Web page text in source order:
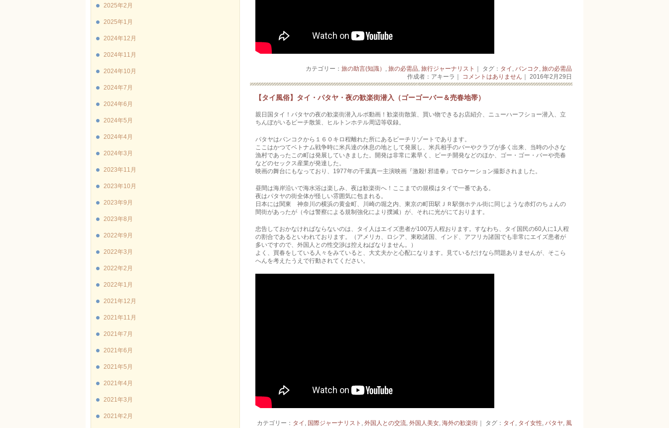
カテゴリー： 旅の助言(知識） 旅の必需品 旅行ジャーナリスト ｜ タグ： タイ バンコク 旅の必需品
作成者：アキーラ｜
コメントはありません ｜ 2016年2月29日
【タイ風俗】タイ・パタヤ・夜の歓楽街潜入（ゴーゴーバー＆売春地帯）
親日国タイ！パタヤの夜の歓楽街潜入ルポ動画！歓楽街散策、買い物できるお店紹介、ニ­ューハーフショー潜入、立
ちんぼがいるビーチ散策、ヒルトンホテル周辺等収録。
パタヤはバンコクから１６０キロ程離れた所にあるビーチリゾートであります。
ここはかつてベトナム戦争時に米兵達の休息の地として発展し、米兵相手のバーやクラブ­が­多­く出来、当時の小さな
漁村であったこの町は発展していきました。開発は非常に­素早く、ビーチ開発などのほか、ゴー・ゴー・バーや売春
などのセックス産業が発達した­。
映画の舞台にもなっており、1977年の千葉真一主演映画『激殺! 邪道拳』でロケーション撮影されました。
昼間は海岸沿いで­海水浴は楽しみ、夜は歓楽街へ！ここまでの規模はタイで一番である­。
夜はパタヤの街全­体が怪しい雰囲気に包まれる。
日本には関東 神奈川の横浜の黄金町、川崎の堀之内、東京の町田駅ＪＲ駅側ホテル街に同じような赤灯­­のちょんの
間街があったが（今は警察による規制強化により撲滅）が、それに光がにて­おります。
忠告しておかなければならないのは、タイ人はエイズ患者が100万人程おります。すな­わち、タイ国民の60人に1人程
の割合であるといわれております。（アメリカ、ロシア­、東欧諸国、インド、アフリカ諸国でも非常にエイズ患者が
多いですので、外国人との性­交渉は控えねばなりません。）
よく、買春をしている人々をみていると、大丈夫かと心配になります。見ているだけなら­問題ありませんが、そこら
へんを考えたうえで行動されてください。
カテゴリー： タイ , 国際ジャーナリスト , 外国人との交流, 外国人美女, 海外の歓楽街｜ タグ： タイ , タイ女性, パタヤ, 風
2025年2月
2025年1月
2024年12月
2024年11月
2024年10月
2024年7月
2024年6月
2024年5月
2024年4月
2024年3月
2023年11月
2023年10月
2023年9月
2023年8月
2022年9月
2022年3月
2022年2月
2022年1月
2021年12月
2021年11月
2021年7月
2021年6月
2021年5月
2021年4月
2021年3月
2021年2月